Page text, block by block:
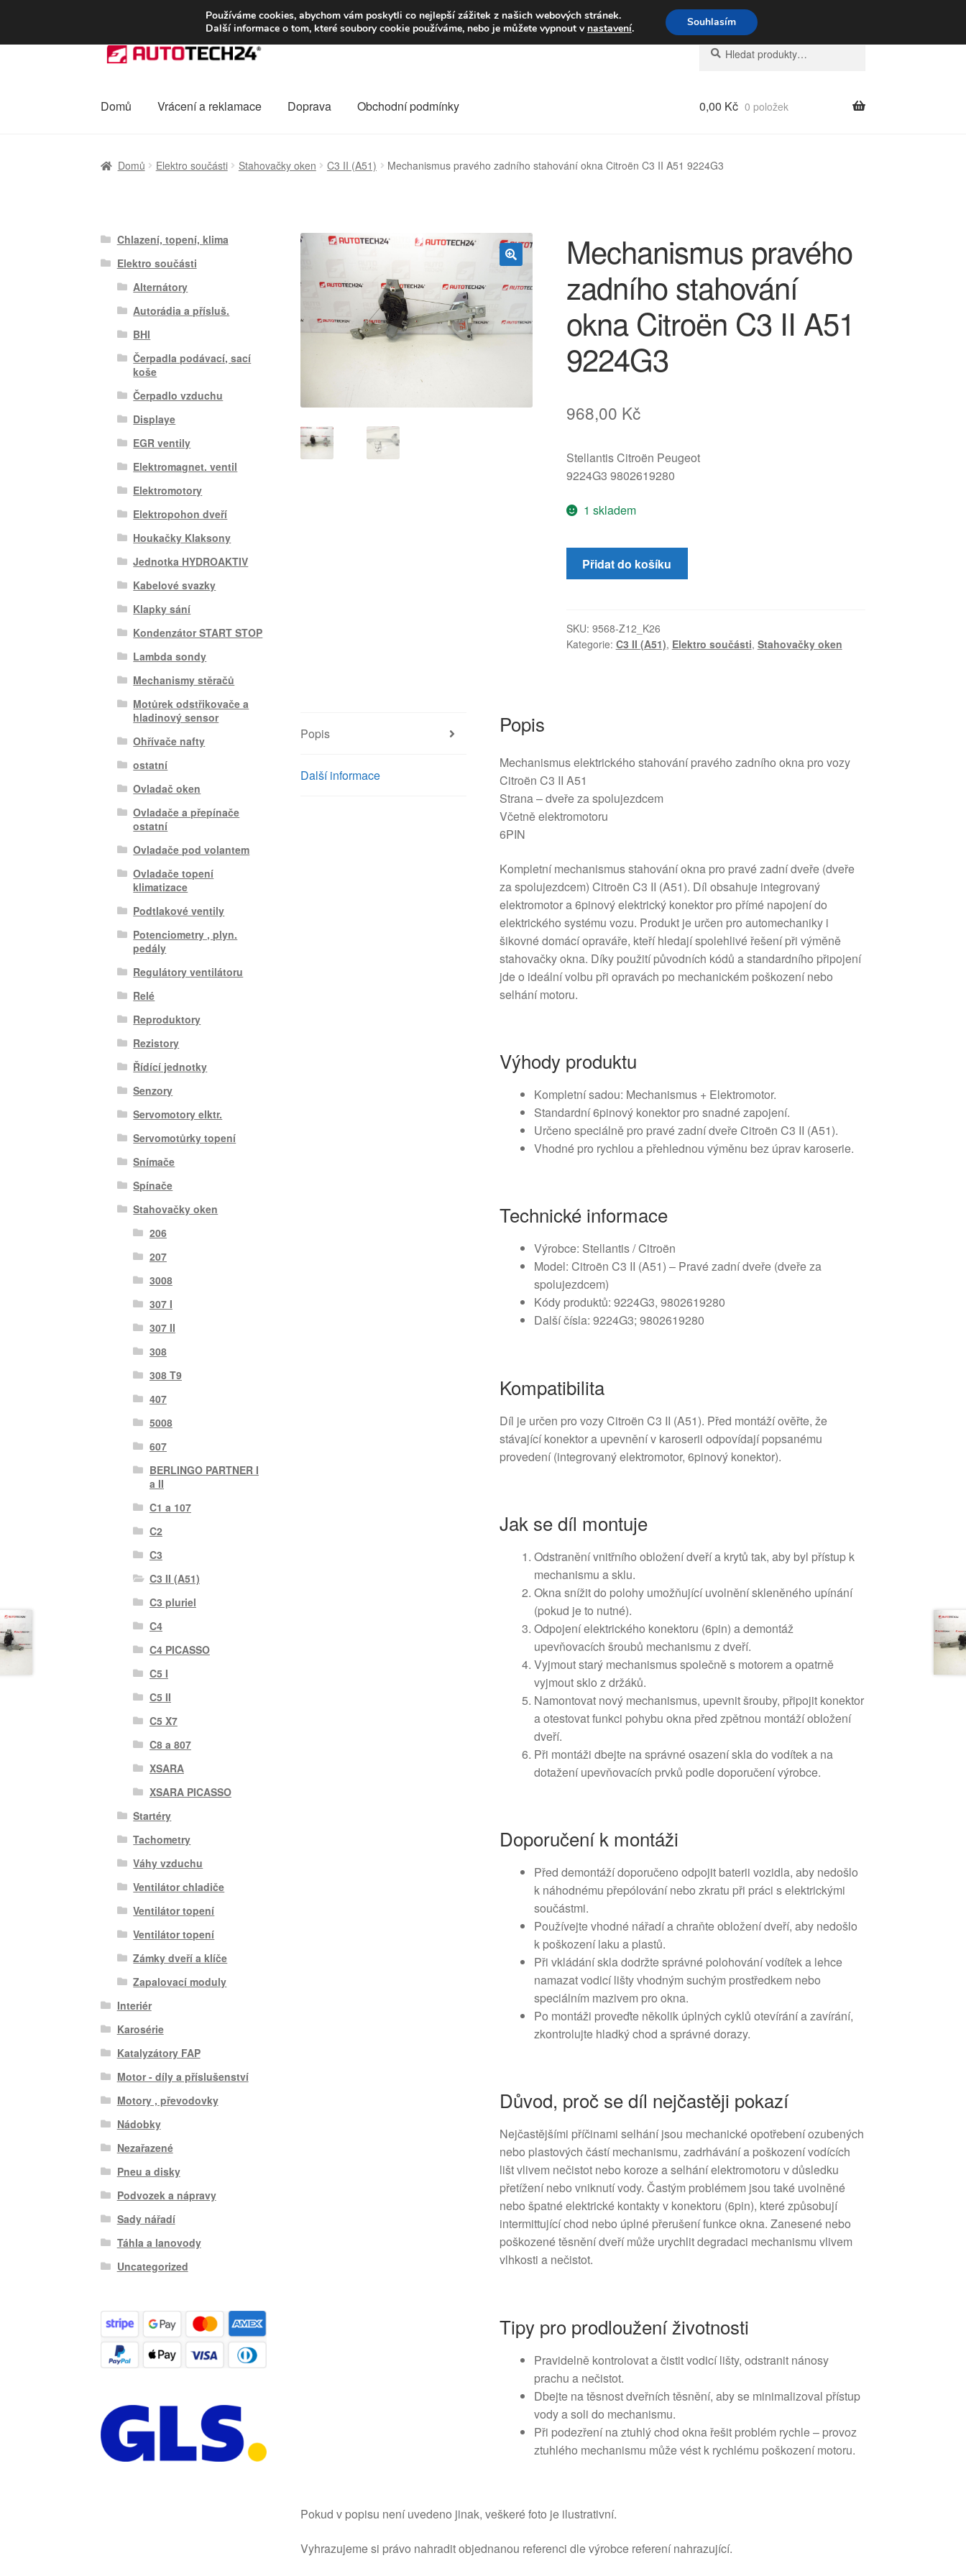
DOPRAVA od 139,-Kč Volejte po-pá 9-16 704 494 494
Přeskočit
na
Přejít
webu
Hledat:
Hledat
Domů Vrácení a reklamace Doprava Obchodní podmínky 0,00 Kč 0 položek
Domů Elektro součásti Stahovačky oken C3 II (A51) Mechanismus pravého zadního stahování okna Citroën C3 II A51 9224G3
Mechanismus pravého
zadního stahování
okna Citroën C3 II A51
9224G3
968,00 Kč
Stellantis Citroën Peugeot
9224G3 9802619280
1 skladem
Mechanismus
pravého
okna
Citroën
Přidat do košíku
SKU: 9568-Z12_K26
Kategorie: C3 II (A51), Elektro součásti, Stahovačky oken
Popis
Další informace
Popis
Mechanismus elektrického stahování pravého zadního okna pro vozy
Citroën C3 II A51
Strana – dveře za spolujezdcem
Včetně elektromotoru
6PIN
Kompletní mechanismus stahování okna pro pravé zadní dveře (dveře
za spolujezdcem) Citroën C3 II (A51). Díl obsahuje integrovaný
elektromotor a 6pinový elektrický konektor pro přímé napojení do
elektrického systému vozu. Produkt je určen pro automechaniky i
šikovné domácí opraváře, kteří hledají spolehlivé řešení při výměně
stahovačky okna. Díky použití původních kódů a standardního připojení
jde o ideální volbu při opravách po mechanickém poškození nebo
selhání motoru.
Výhody produktu
Kompletní sadou: Mechanismus + Elektromotor.
Standardní 6pinový konektor pro snadné zapojení.
Určeno speciálně pro pravé zadní dveře Citroën C3 II (A51).
Vhodné pro rychlou a přehlednou výměnu bez úprav karoserie.
Technické informace
Výrobce: Stellantis / Citroën
Model: Citroën C3 II (A51) – Pravé zadní dveře (dveře za
spolujezdcem)
Kódy produktů: 9224G3, 9802619280
Další čísla: 9224G3; 9802619280
Kompatibilita
Díl je určen pro vozy Citroën C3 II (A51). Před montáží ověřte, že
stávající konektor a upevnění v karoserii odpovídají popsanému
provedení (integrovaný elektromotor, 6pinový konektor).
Jak se díl montuje
Odstranění vnitřního obložení dveří a krytů tak, aby byl přístup k
mechanismu a sklu.
Okna snížit do polohy umožňující uvolnění skleněného upínání
(pokud je to nutné).
Odpojení elektrického konektoru (6pin) a demontáž
upevňovacích šroubů mechanismu z dveří.
Vyjmout starý mechanismus společně s motorem a opatrně
vyjmout sklo z držáků.
Namontovat nový mechanismus, upevnit šrouby, připojit konektor
a otestovat funkci pohybu okna před zpětnou montáží obložení
dveří.
Při montáži dbejte na správné osazení skla do vodítek a na
dotažení upevňovacích prvků podle doporučení výrobce.
Doporučení k montáži
Před demontáží doporučeno odpojit baterii vozidla, aby nedošlo
k náhodnému přepólování nebo zkratu při práci s elektrickými
součástmi.
Používejte vhodné nářadí a chraňte obložení dveří, aby nedošlo
k poškození laku a plastů.
Při vkládání skla dodržte správné polohování vodítek a lehce
namazat vodicí lišty vhodným suchým prostředkem nebo
speciálním mazivem pro okna.
Po montáži proveďte několik úplných cyklů otevírání a zavírání,
zkontrolujte hladký chod a správné dorazy.
Důvod, proč se díl nejčastěji pokazí
Nejčastějšími příčinami selhání jsou mechanické opotřebení ozubených
nebo plastových částí mechanismu, zadrhávání a poškození vodících
lišt vlivem nečistot nebo koroze a selhání elektromotoru v důsledku
přetížení nebo vniknutí vody. Častým problémem jsou také uvolněné
nebo špatné elektrické kontakty v konektoru (6pin), které způsobují
intermittující chod nebo úplné přerušení funkce okna. Zanesené nebo
poškozené těsnění dveří může urychlit degradaci mechanismu vlivem
vlhkosti a nečistot.
Tipy pro prodloužení životnosti
Pravidelně kontrolovat a čistit vodicí lišty, odstranit nánosy
prachu a nečistot.
Dbejte na těsnost dveřních těsnění, aby se minimalizoval přístup
vody a soli do mechanismu.
Při podezření na ztuhlý chod okna řešit problém rychle – provoz
ztuhlého mechanismu může vést k rychlému poškození motoru.
Pokud v popisu není uvedeno jinak, veškeré foto je ilustrativní.
Vyhrazujeme si právo nahradit objednanou referenci dle výrobce referení nahrazující.
Chlazení, topení, klima
Elektro součásti
Alternátory
Autorádia a přísluš.
BHI
Čerpadla podávací, sací
koše
Čerpadlo vzduchu
Displaye
EGR ventily
Elektromagnet. ventil
Elektromotory
Elektropohon dveří
Houkačky Klaksony
Jednotka HYDROAKTIV
Kabelové svazky
Klapky sání
Kondenzátor START STOP
Lambda sondy
Mechanismy stěračů
Motůrek odstřikovače a
hladinový sensor
Ohřívače nafty
ostatní
Ovladač oken
Ovladače a přepínače
ostatní
Ovladače pod volantem
Ovladače topení
klimatizace
Podtlakové ventily
Potenciometry , plyn.
pedály
Regulátory ventilátoru
Relé
Reproduktory
Rezistory
Řídící jednotky
Senzory
Servomotory elktr.
Servomotůrky topení
Snímače
Spínače
Stahovačky oken
206
207
3008
307 I
307 II
308
308 T9
407
5008
607
BERLINGO PARTNER I
a II
C1 a 107
C2
C3
C3 II (A51)
C3 pluriel
C4
C4 PICASSO
C5 I
C5 II
C5 X7
C8 a 807
XSARA
XSARA PICASSO
Startéry
Tachometry
Váhy vzduchu
Ventilátor chladiče
Ventilátor topení
Ventilátor topení
Zámky dveří a klíče
Zapalovací moduly
Interiér
Karosérie
Katalyzátory FAP
Motor - díly a příslušenství
Motory , převodovky
Nádobky
Nezařazené
Pneu a disky
Podvozek a nápravy
Sady nářadí
Táhla a lanovody
Uncategorized
Používáme cookies, abychom vám poskytli co nejlepší zážitek z našich webových stránek.
Další informace o tom, které soubory cookie používáme, nebo je můžete vypnout v nastavení. Souhlasím